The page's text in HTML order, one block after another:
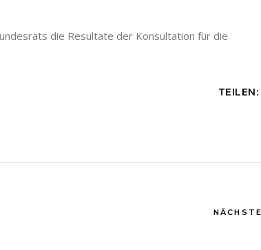
die Resultate der Konsultation für die
TEILEN: